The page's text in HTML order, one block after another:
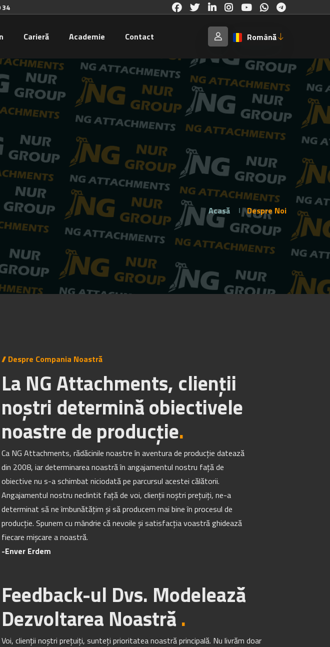
34
Carieră Academie Contact Română
Acasă Despre Noi
// Despre Compania Noastră
La NG Attachments, clienții
noștri determină obiectivele
noastre de producție.
Ca NG Attachments, rădăcinile noastre în aventura de producție datează
din 2008, iar determinarea noastră în angajamentul nostru față de
obiective nu s-a schimbat niciodată pe parcursul acestei călătorii.
Angajamentul nostru neclintit față de voi, clienții noștri prețuiți, ne-a
determinat să ne îmbunătățim și să producem mai bine în procesul de
producție. Spunem cu mândrie că nevoile și satisfacția voastră ghidează
fiecare mișcare a noastră.
-Enver Erdem
Feedback-ul Dvs. Modelează
Dezvoltarea Noastră.
Voi, clienții noștri prețuiți, sunteți prioritatea noastră principală. Nu livrăm doar